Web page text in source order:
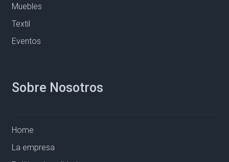
Muebles
Textil
Eventos
Sobre Nosotros
Home
La empresa